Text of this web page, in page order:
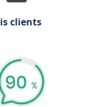
clients